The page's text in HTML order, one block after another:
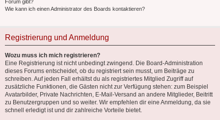
Forum gibt?
Wie kann ich einen Administrator des Boards kontaktieren?
Registrierung und Anmeldung
Wozu muss ich mich registrieren?
Eine Registrierung ist nicht unbedingt zwingend. Die Board-Administration
dieses Forums entscheidet, ob du registriert sein musst, um Beiträge zu
schreiben. Auf jeden Fall erhältst du als registriertes Mitglied Zugriff auf
zusätzliche Funktionen, die Gästen nicht zur Verfügung stehen: zum Beispiel
Avatarbilder, Private Nachrichten, E-Mail-Versand an andere Mitglieder, Beitritt
zu Benutzergruppen und so weiter. Wir empfehlen dir eine Anmeldung, da sie
schnell erledigt ist und dir zahlreiche Vorteile bietet.